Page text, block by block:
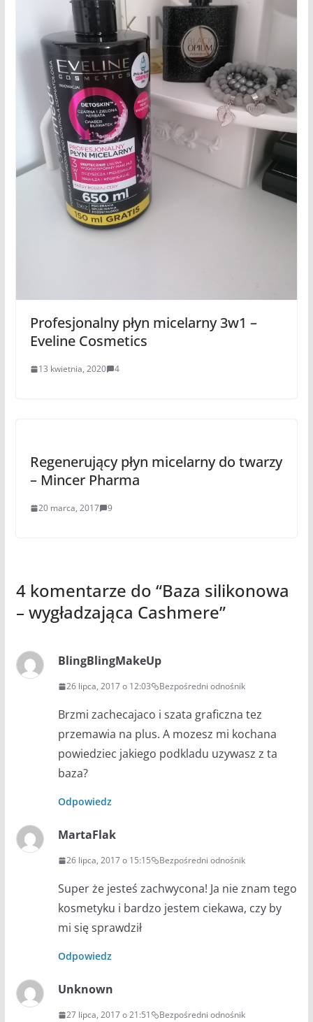
Profesjonalny płyn micelarny 3w1 –
Eveline Cosmetics
13 kwietnia, 2020 4
Regenerujący płyn micelarny do twarzy
– Mincer Pharma
20 marca, 2017 9
4 komentarze do “Baza silikonowa
– wygładzająca Cashmere”
BlingBlingMakeUp
26 lipca, 2017 o 12:03 Bezpośredni odnośnik
Brzmi zachecajaco i szata graficzna tez
przemawia na plus. A mozesz mi kochana
powiedziec jakiego podkladu uzywasz z ta
baza?
Odpowiedz
MartaFlak
26 lipca, 2017 o 15:15 Bezpośredni odnośnik
Super że jesteś zachwycona! Ja nie znam tego
kosmetyku i bardzo jestem ciekawa, czy by
mi się sprawdził
Odpowiedz
Unknown
27 lipca, 2017 o 21:51 Bezpośredni odnośnik